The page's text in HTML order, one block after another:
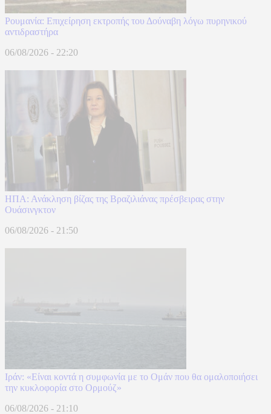
Ρουμανία: Επιχείρηση εκτροπής του Δούναβη λόγω πυρηνικού
αντιδραστήρα
06/08/2026 - 22:20
ΗΠΑ: Ανάκληση βίζας της Βραζιλιάνας πρέσβειρας στην
Ουάσινγκτον
06/08/2026 - 21:50
Ιράν: «Είναι κοντά η συμφωνία με το Ομάν που θα ομαλοποιήσει
την κυκλοφορία στο Ορμούζ»
06/08/2026 - 21:10